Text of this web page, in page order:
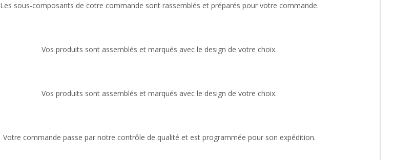
Les sous-composants de cotre commande sont rassemblés et préparés pour votre commande.
Vos produits sont assemblés et marqués avec le design de votre choix.
Vos produits sont assemblés et marqués avec le design de votre choix.
Votre commande passe par notre contrôle de qualité et est programmée pour son expédition.